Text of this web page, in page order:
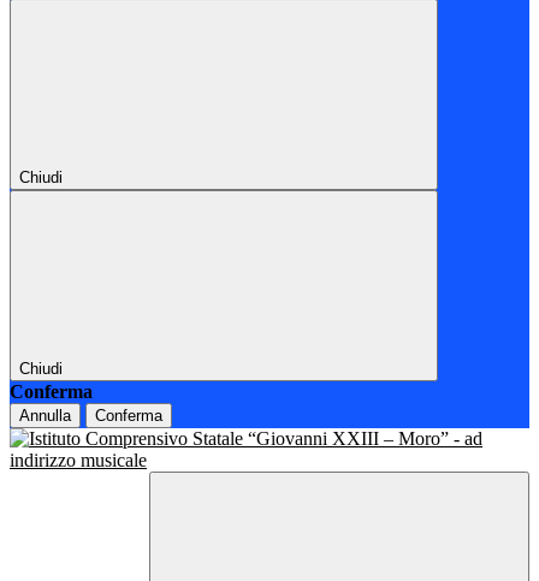
Chiudi
Chiudi
Conferma
Annulla Conferma